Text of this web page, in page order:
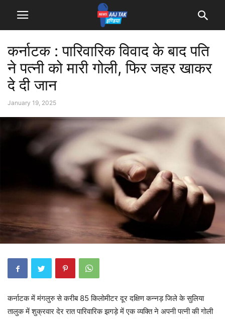
कर्नाटक : पारिवारिक विवाद के बाद पति
ने पत्नी को मारी गोली, फिर जहर खाकर
दे दी जान
January 19, 2025
कर्नाटक में मंगलुरु से करीब 85 किलोमीटर दूर दक्षिण कन्नड़ जिले के सुलिया
तालुक में शुक्रवार देर रात पारिवारिक झगड़े में एक व्यक्ति ने अपनी पत्नी की गोली